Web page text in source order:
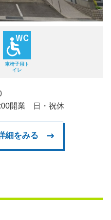
車椅子用ト
イレ
開業 日・祝休
細をみる